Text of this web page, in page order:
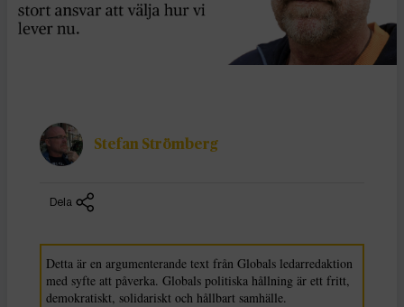
Stefan Strömberg
Dela
Detta är en argumenterande text från Globals ledarredaktion
med syfte att påverka. Globals politiska hållning är ett fritt,
demokratiskt, solidariskt och hållbart samhälle.